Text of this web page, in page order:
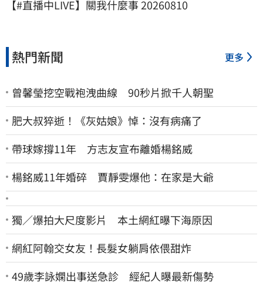
【#直播中LIVE】關我什麼事 20260810
熱門新聞 更多
曾馨瑩挖空戰袍洩曲線 90秒片掀千人朝聖
肥大叔猝逝！《灰姑娘》悼：沒有病痛了
帶球嫁撐11年 方志友宣布離婚楊銘威
楊銘威11年婚碎 賈靜雯爆他：在家是大爺
獨／爆拍大尺度影片 本土網紅曝下海原因
網紅阿翰交女友！長髮女躺肩依偎甜炸
49歲李詠嫻出事送急診 經紀人曝最新傷勢